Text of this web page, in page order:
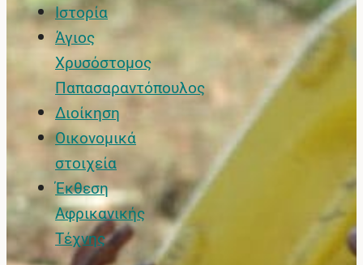
Ιστορία
Άγιος
Χρυσόστομος
Παπασαραντόπουλος
Διοίκηση
Οικονομικά
στοιχεία
Έκθεση
Αφρικανικής
Τέχνης